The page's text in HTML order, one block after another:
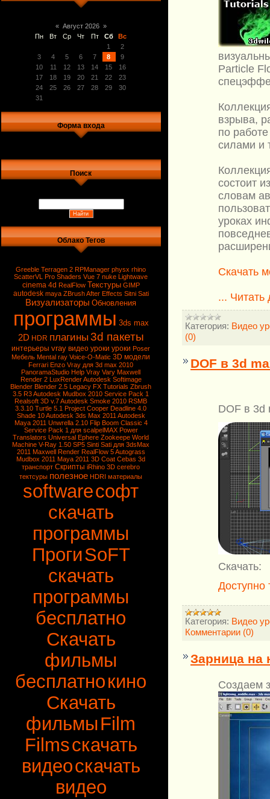
« Август 2026 »
Пн
Вт Ср Чт Пт Сб
Вс
1
2
3
4 5 6 7 8
9
10
11 12 13 14 15
16
17
18 19 20 21 22
23
24
25 26 27 28 29
30
31
Форма входа
Поиск
Облако Тегов
Greeble Terragen 2 RPManager physx rhino
ScatterVL Pro Shaders Vue 7 nuke Lightwave
cinema 4d RealFlow Текстуры GIMP
autodesk maya ZBrushAfter Effects Sitni Sati
Визуализаторы Обновления
программы 3ds max
2D HDR плагины 3d пакеты
интерьеры vray видео уроки уроки Poser
Мебель Mental ray Voice-O-Matic 3D модели
Ferrari Enzo Vray для 3d max 2010
PanoramaStudio Help Vray Vary Maxwell
Render 2 LuxRenderAutodesk Softimage
Blender Blender 2.5 Legacy FX Tutorials Zbrush
3.5 R3 Autodesk Mudbox 2010 Service Pack 1
Realsoft 3D v.7 Autodesk Smoke 2010 RSMB
3.3.10 Turtle 5.1 Project Cooper Deadline 4.0
Shade 10Autodesk 3ds Max 2011 Autodesk
Maya 2011 Unwrella 2.10 Flip Boom Classic 4
Service Pack 1 для scalpelMAX Power
Translators Universal Ephere Zookeepe World
Machine V-Ray 1.50 SP5 Sinti Sati для 3dsMax
2011 Maxwell Render RealFlow 5Autograss
Mudbox 2011 Maya 2011 3D Coat Cebas 3d
транспорт Скрипты iRhino 3D cerebro
тектсуры полезное HDRI материалы
softwareсофт
скачать
программы
ПрогиSoFT
скачать
программы
бесплатно
Скачать
фильмы
бесплатнокино
Скачать
фильмыFilm
Filmsскачать
видеоскачать
видео
Particle
взрыва,
по
силами и
состоит
словам
уроках
Скачать
... Читать
Категория: Видео
(0)
DOF в 3d
DOF в 3d
Скачать:
Доступно
Категория: Видео
Комментарии (0)
Зарница на
Создаем